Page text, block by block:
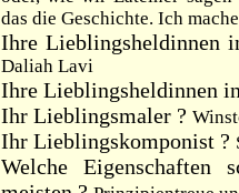
das die Geschichte. Ich
Ihre Lieblingsheldinnen
Daliah Lavi
Ihre Lieblingsheldinnen
Ihr Lieblingsmaler ?
Ihr Lieblingskomponist ?
Welche